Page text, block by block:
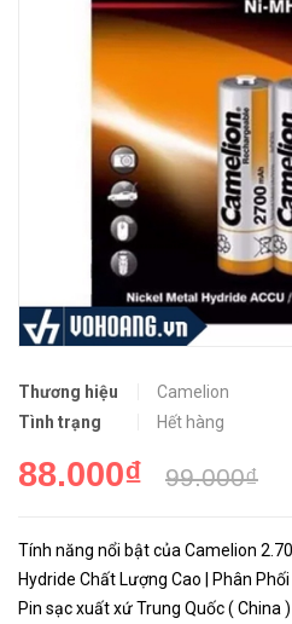
Thương hiệu
Camelion
Tình trạng
Hết hàng
88.000₫ 99.000₫
Tính năng nổi bật của Camelion
Hydride Chất Lượng Cao | Phân
Pin sạc xuất xứ Trung Quốc ( China